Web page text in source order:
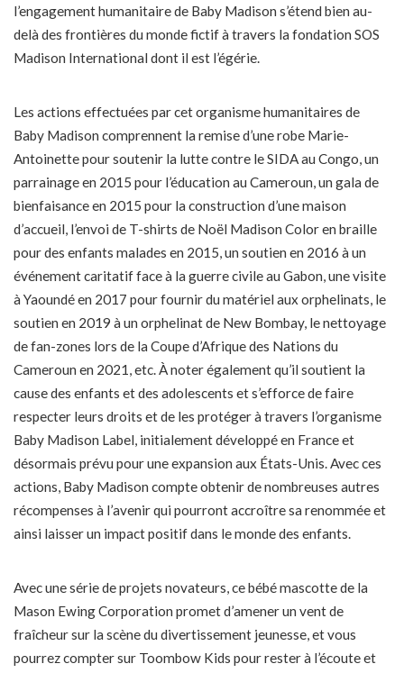
l’engagement humanitaire de Baby Madison s’étend bien au-
delà des frontières du monde fictif à travers la fondation SOS
Madison International dont il est l’égérie.
Les actions effectuées par cet organisme humanitaires de
Baby Madison comprennent la remise d’une robe Marie-
Antoinette pour soutenir la lutte contre le SIDA au Congo, un
parrainage en 2015 pour l’éducation au Cameroun, un gala de
bienfaisance en 2015 pour la construction d’une maison
d’accueil, l’envoi de T-shirts de Noël Madison Color en braille
pour des enfants malades en 2015, un soutien en 2016 à un
événement caritatif face à la guerre civile au Gabon, une visite
à Yaoundé en 2017 pour fournir du matériel aux orphelinats, le
soutien en 2019 à un orphelinat de New Bombay, le nettoyage
de fan-zones lors de la Coupe d’Afrique des Nations du
Cameroun en 2021, etc. À noter également qu’il soutient la
cause des enfants et des adolescents et s’efforce de faire
respecter leurs droits et de les protéger à travers l’organisme
Baby Madison Label, initialement développé en France et
désormais prévu pour une expansion aux États-Unis. Avec ces
actions, Baby Madison compte obtenir de nombreuses autres
récompenses à l’avenir qui pourront accroître sa renommée et
ainsi laisser un impact positif dans le monde des enfants.
Avec une série de projets novateurs, ce bébé mascotte de la
Mason Ewing Corporation promet d’amener un vent de
fraîcheur sur la scène du divertissement jeunesse, et vous
pourrez compter sur Toombow Kids pour rester à l’écoute et